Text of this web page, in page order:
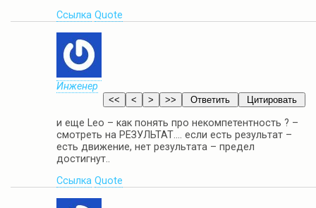
Ссылка Quote
Инженер
и еще Leo – как понять про некомпетентность ? –
смотреть на РЕЗУЛЬТАТ…. если есть результат –
есть движение, нет результата – предел
достигнут..
Ссылка Quote